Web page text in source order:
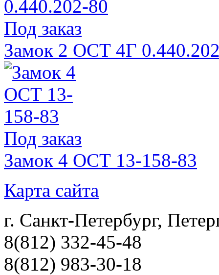
Под заказ
Замок 2 ОСТ 4Г
Под заказ
Замок 4 ОСТ 13-158-83
Карта сайта
г. Санкт-Петербург,
8(812) 332-45-48
8(812) 983-30-18